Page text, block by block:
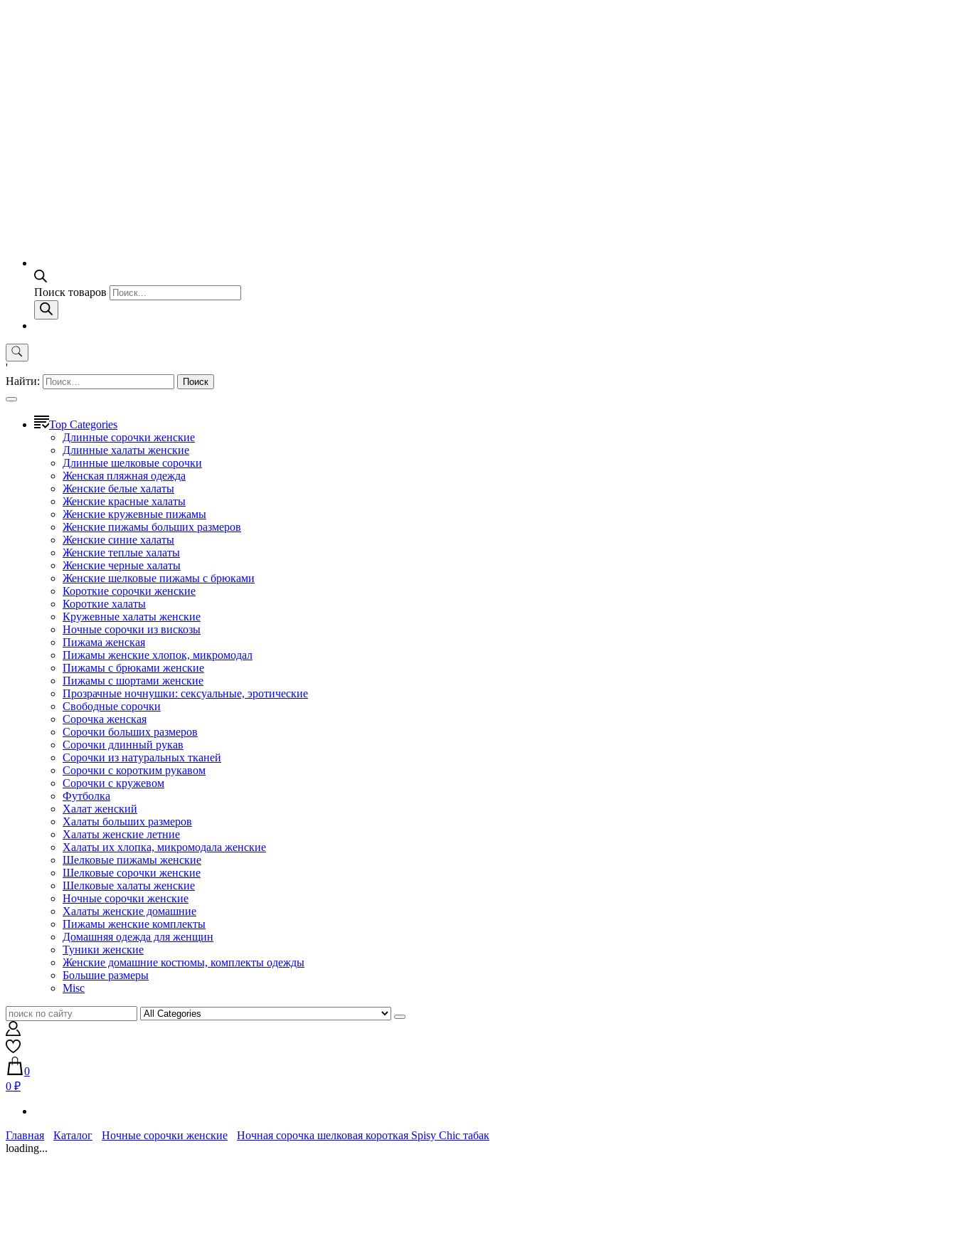
Поиск товаров
'
Найти:
Top Categories
Длинные сорочки женские
Длинные халаты женские
Длинные шелковые сорочки
Женская пляжная одежда
Женские белые халаты
Женские красные халаты
Женские кружевные пижамы
Женские пижамы больших размеров
Женские синие халаты
Женские теплые халаты
Женские черные халаты
Женские шелковые пижамы с брюками
Короткие сорочки женские
Короткие халаты
Кружевные халаты женские
Ночные сорочки из вискозы
Пижама женская
Пижамы женские хлопок, микромодал
Пижамы с брюками женские
Пижамы с шортами женские
Прозрачные ночнушки: сексуальные, эротические
Свободные сорочки
Сорочка женская
Сорочки больших размеров
Сорочки длинный рукав
Сорочки из натуральных тканей
Сорочки с коротким рукавом
Сорочки с кружевом
Футболка
Халат женский
Халаты больших размеров
Халаты женские летние
Халаты их хлопка, микромодала женские
Шелковые пижамы женские
Шелковые сорочки женские
Шелковые халаты женские
Ночные сорочки женские
Халаты женские домашние
Пижамы женские комплекты
Домашняя одежда для женщин
Туники женские
Женские домашние костюмы, комплекты одежды
Большие размеры
Misc
0
0 ₽
Главная Каталог Ночные сорочки женские
Ночная сорочка шелковая короткая Spisy Chic табак
loading...